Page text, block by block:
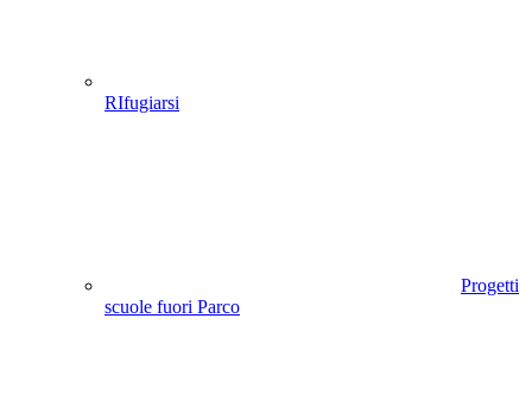
RIfugiarsi
Progetti
scuole fuori Parco